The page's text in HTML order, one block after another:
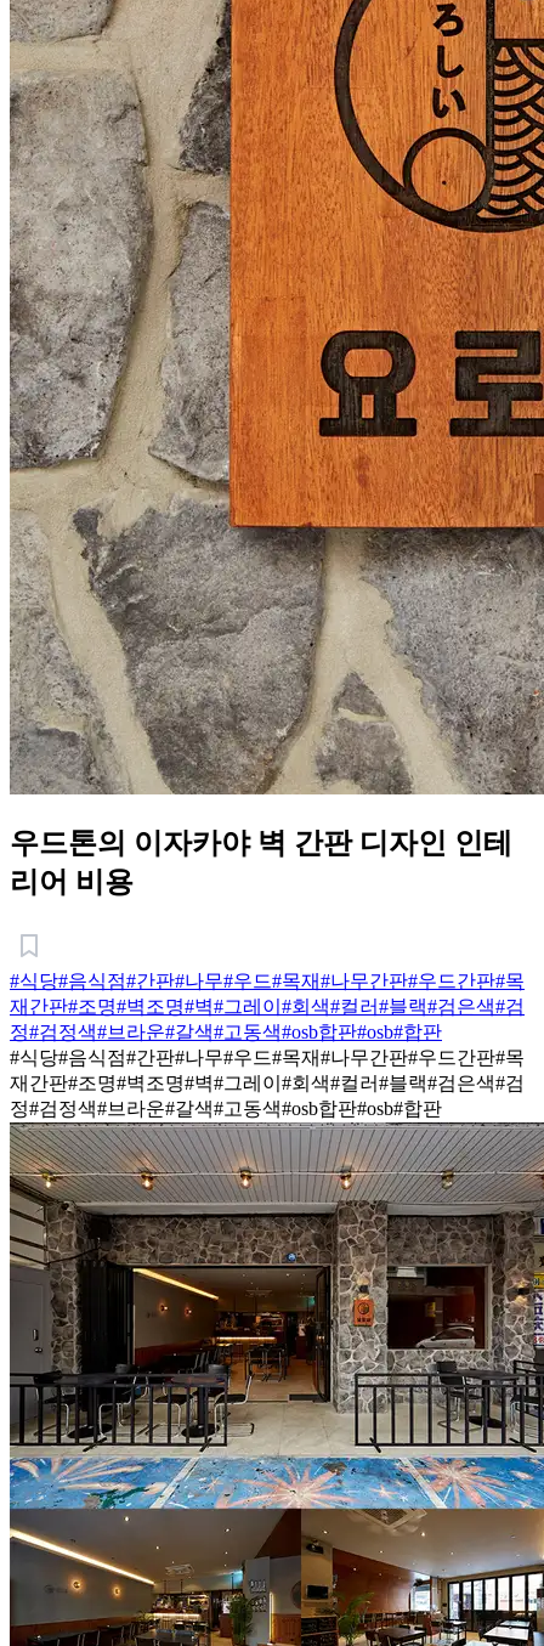
우드톤의 이자카야 벽 간판 디자인 인테
리어 비용
#식당#음식점#간판#나무#우드#목재#나무간판#우드간판#목
재간판#조명#벽조명#벽#그레이 #회색#컬러#블랙#검은색#검
정#검정색#브라운#갈색#고동색#osb합판#osb#합판
#식당#음식점#간판#나무#우드#목재#나무간판#우드간판#목
재간판#조명#벽조명#벽#그레이 #회색#컬러#블랙#검은색#검
정#검정색#브라운#갈색#고동색#osb합판#osb#합판